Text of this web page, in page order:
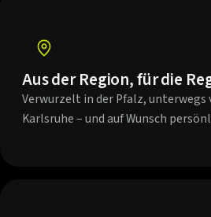
Aus der Region, für die
Verwurzelt in der Pfalz, unterwegs
Karlsruhe – und auf Wunsch